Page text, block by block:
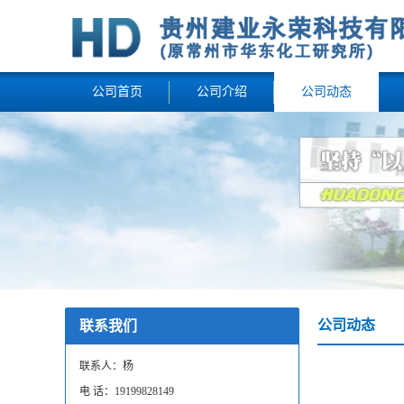
公司首页 公司介绍 公司动态
联系我们
联系人：杨
电 话：19199828149
公司动态